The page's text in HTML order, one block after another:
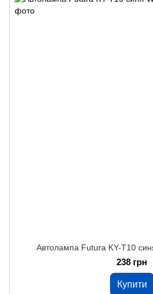
Автолампа Futura KY-Т10
238 грн
Купити